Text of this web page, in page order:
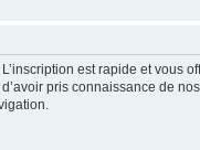
est rapide et
pris connaissance de